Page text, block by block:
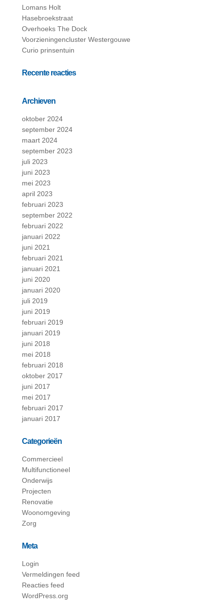
Lomans Holt
Hasebroekstraat
Overhoeks The Dock
Voorzieningencluster Westergouwe
Curio prinsentuin
Recente reacties
Archieven
oktober 2024
september 2024
maart 2024
september 2023
juli 2023
juni 2023
mei 2023
april 2023
februari 2023
september 2022
februari 2022
januari 2022
juni 2021
februari 2021
januari 2021
juni 2020
januari 2020
juli 2019
juni 2019
februari 2019
januari 2019
juni 2018
mei 2018
februari 2018
oktober 2017
juni 2017
mei 2017
februari 2017
januari 2017
Categorieën
Commercieel
Multifunctioneel
Onderwijs
Projecten
Renovatie
Woonomgeving
Zorg
Meta
Login
Vermeldingen feed
Reacties feed
WordPress.org